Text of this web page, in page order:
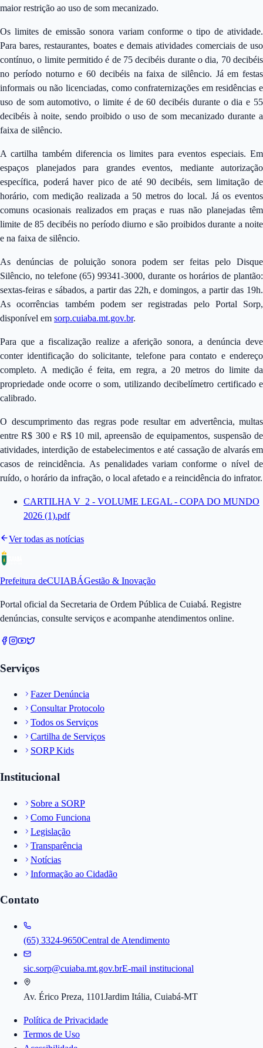
maior restrição ao uso de som mecanizado.
Os limites de emissão sonora variam conforme o tipo de atividade.
Para bares, restaurantes, boates e demais atividades comerciais de uso
contínuo, o limite permitido é de 75 decibéis durante o dia, 70 decibéis
no período noturno e 60 decibéis na faixa de silêncio. Já em festas
informais ou não licenciadas, como confraternizações em residências e
uso de som automotivo, o limite é de 60 decibéis durante o dia e 55
decibéis à noite, sendo proibido o uso de som mecanizado durante a
faixa de silêncio.
A cartilha também diferencia os limites para eventos especiais. Em
espaços planejados para grandes eventos, mediante autorização
específica, poderá haver pico de até 90 decibéis, sem limitação de
horário, com medição realizada a 50 metros do local. Já os eventos
comuns ocasionais realizados em praças e ruas não planejadas têm
limite de 85 decibéis no período diurno e são proibidos durante a noite
e na faixa de silêncio.
As denúncias de poluição sonora podem ser feitas pelo Disque
Silêncio, no telefone (65) 99341-3000, durante os horários de plantão:
sextas-feiras e sábados, a partir das 22h, e domingos, a partir das 19h.
As ocorrências também podem ser registradas pelo Portal Sorp,
disponível em sorp.cuiaba.mt.gov.br.
Para que a fiscalização realize a aferição sonora, a denúncia deve
conter identificação do solicitante, telefone para contato e endereço
completo. A medição é feita, em regra, a 20 metros do limite da
propriedade onde ocorre o som, utilizando decibelímetro certificado e
calibrado.
O descumprimento das regras pode resultar em advertência, multas
entre R$ 300 e R$ 10 mil, apreensão de equipamentos, suspensão de
atividades, interdição de estabelecimentos e até cassação de alvarás em
casos de reincidência. As penalidades variam conforme o nível de
ruído, o horário da infração, o local afetado e a reincidência do infrator.
CARTILHA V_2 - VOLUME LEGAL - COPA DO MUNDO
2026 (1).pdf
Ver todas as notícias
Prefeitura deCUIABÁGestão & Inovação
Portal oficial da Secretaria de Ordem Pública de Cuiabá. Registre
denúncias, consulte serviços e acompanhe atendimentos online.
Serviços
Fazer Denúncia
Consultar Protocolo
Todos os Serviços
Cartilha de Serviços
SORP Kids
Institucional
Sobre a SORP
Como Funciona
Legislação
Transparência
Notícias
Informação ao Cidadão
Contato
(65) 3324-9650Central de Atendimento
sic.sorp@cuiaba.mt.gov.brE-mail institucional
Av. Érico Preza, 1101Jardim Itália, Cuiabá-MT
Política de Privacidade
Termos de Uso